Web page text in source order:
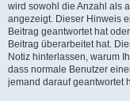
wird sowohl die Anzahl als
angezeigt. Dieser Hinweis
Beitrag geantwortet hat
Beitrag überarbeitet hat.
Notiz hinterlassen, warum
dass normale Benutzer
jemand darauf geantwortet